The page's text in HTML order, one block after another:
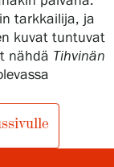
tarkkailija, ja
kuvat tuntuvat
nähdä Tihvinän